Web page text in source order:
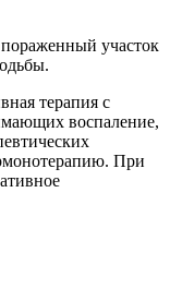
участок
терапия с
воспаление,
При